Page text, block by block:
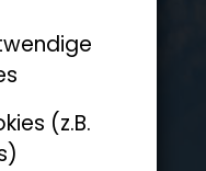
(z.B.